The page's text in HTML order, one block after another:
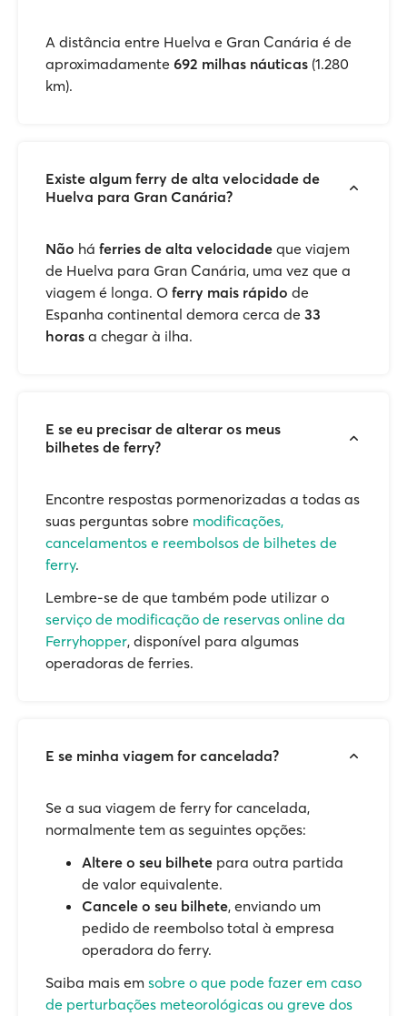
A distância entre Huelva e Gran Canária é de
aproximadamente 692 milhas náuticas (1.280
km).
Existe algum ferry de alta velocidade de
Huelva para Gran Canária?
Não há ferries de alta velocidade que viajem
de Huelva para Gran Canária, uma vez que a
viagem é longa. O ferry mais rápido de
Espanha continental demora cerca de 33
horas a chegar à ilha.
E se eu precisar de alterar os meus
bilhetes de ferry?
Encontre respostas pormenorizadas a todas as
suas perguntas sobre modificações,
cancelamentos e reembolsos de bilhetes de
ferry.
Lembre-se de que também pode utilizar o
serviço de modificação de reservas online da
Ferryhopper, disponível para algumas
operadoras de ferries.
E se minha viagem for cancelada?
Se a sua viagem de ferry for cancelada,
normalmente tem as seguintes opções:
Altere o seu bilhete para outra partida
de valor equivalente.
Cancele o seu bilhete, enviando um
pedido de reembolso total à empresa
operadora do ferry.
Saiba mais em sobre o que pode fazer em caso
de perturbações meteorológicas ou greve dos